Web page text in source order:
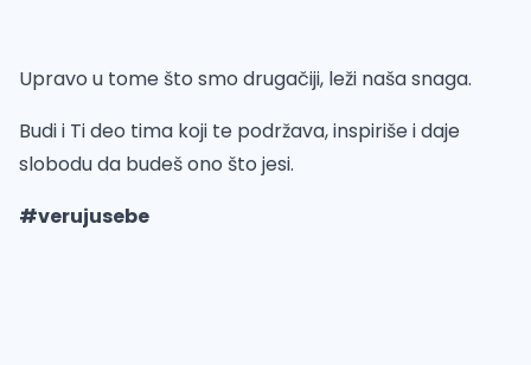
Upravo u tome što smo drugačiji, leži naša snaga.
Budi i Ti deo tima koji te podržava, inspiriše i daje
slobodu da budeš ono što jesi.
#verujusebe